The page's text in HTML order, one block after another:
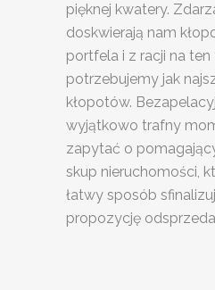
pięknej kwatery.
doskwierają nam
portfela i z racji na
potrzebujemy jak
kłopotów.
wyjątkowo trafny
zapytać o
skup nieruchomości,
łatwy sposób
propozycję